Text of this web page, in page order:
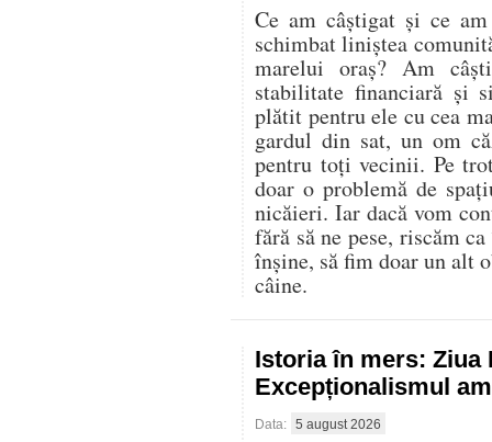
Ce am câștigat și ce
schimbat liniștea
marelui oraș? Am
stabilitate financiară și
plătit pentru ele cu cea
gardul din sat, un om
pentru toți vecinii. Pe
doar o problemă de
nicăieri. Iar dacă vom
fără să ne pese, riscăm
înșine, să fim doar un alt
câine.
Istoria în mers: Ziua
Excepționalismul
Data: 5 august 2026